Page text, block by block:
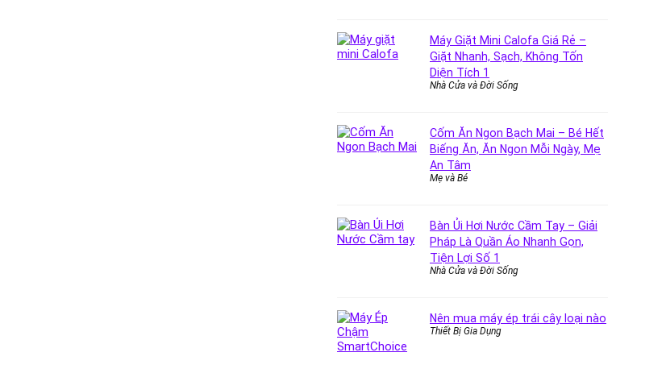
Máy Giặt Mini Calofa Giá Rẻ –
Giặt Nhanh, Sạch, Không Tốn
Diện Tích 1
Nhà Cửa và Đời Sống
Cốm Ăn Ngon Bạch Mai – Bé Hết
Biếng Ăn, Ăn Ngon Mỗi Ngày, Mẹ
An Tâm
Mẹ và Bé
Bàn Ủi Hơi Nước Cầm Tay – Giải
Pháp Là Quần Áo Nhanh Gọn,
Tiện Lợi Số 1
Nhà Cửa và Đời Sống
Nên mua máy ép trái cây loại nào
Thiết Bị Gia Dụng